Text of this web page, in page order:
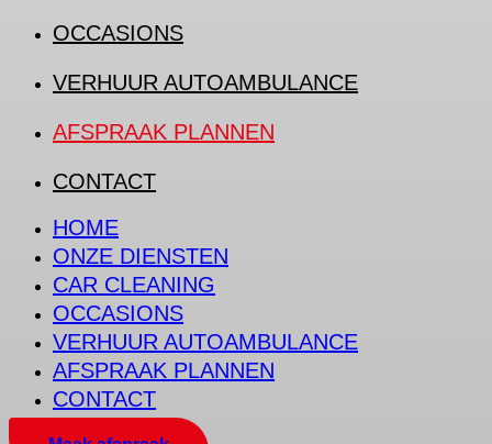
OCCASIONS
VERHUUR AUTOAMBULANCE
AFSPRAAK PLANNEN
CONTACT
HOME
ONZE DIENSTEN
CAR CLEANING
OCCASIONS
VERHUUR AUTOAMBULANCE
AFSPRAAK PLANNEN
CONTACT